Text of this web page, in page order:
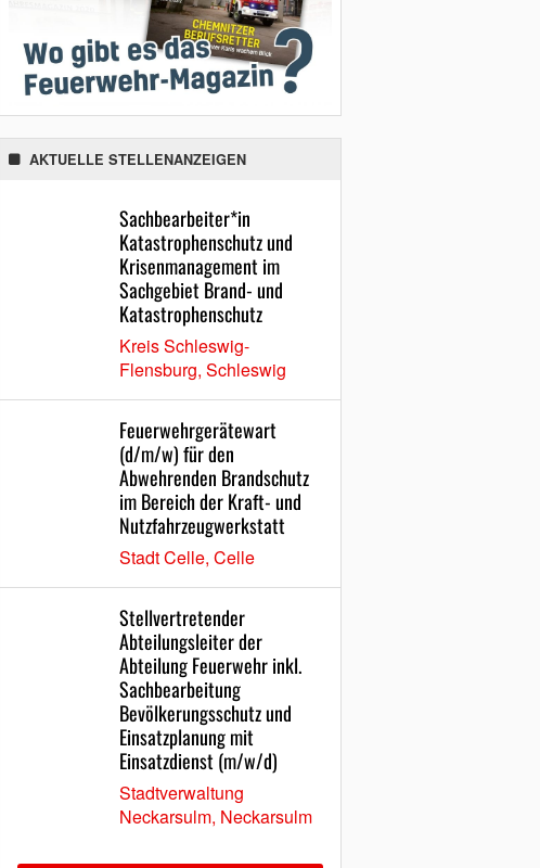
AKTUELLE STELLENANZEIGEN
Sachbearbeiter*in
Katastrophenschutz und
Krisenmanagement im
Sachgebiet Brand- und
Katastrophenschutz
Kreis Schleswig-
Flensburg, Schleswig
Feuerwehrgerätewart
(d/m/w) für den
Abwehrenden Brandschutz
im Bereich der Kraft- und
Nutzfahrzeugwerkstatt
Stadt Celle, Celle
Stellvertretender
Abteilungsleiter der
Abteilung Feuerwehr inkl.
Sachbearbeitung
Bevölkerungsschutz und
Einsatzplanung mit
Einsatzdienst (m/w/d)
Stadtverwaltung
Neckarsulm, Neckarsulm